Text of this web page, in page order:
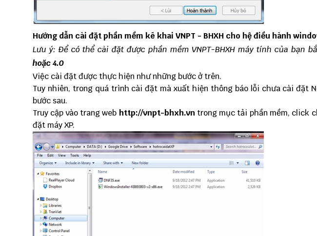
Hướng dẫn cài đặt phần mềm kê khai VNPT - BHXH cho hệ điều hành
Lưu ý: Để có thể cài đặt được phần mềm VNPT-BHXH máy tính của bạn
hoặc 4.0
Việc cài đặt được thực hiện như những bước ở trên.
Tuy nhiên, trong quá trình cài đặt mà xuất hiện thông báo lỗi chưa cài đặt
bước sau.
Truy cập vào trang web http://vnpt-bhxh.vntrong mục tải phần mềm, click
đặt máy XP.